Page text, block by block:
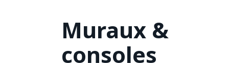
Muraux &
consoles